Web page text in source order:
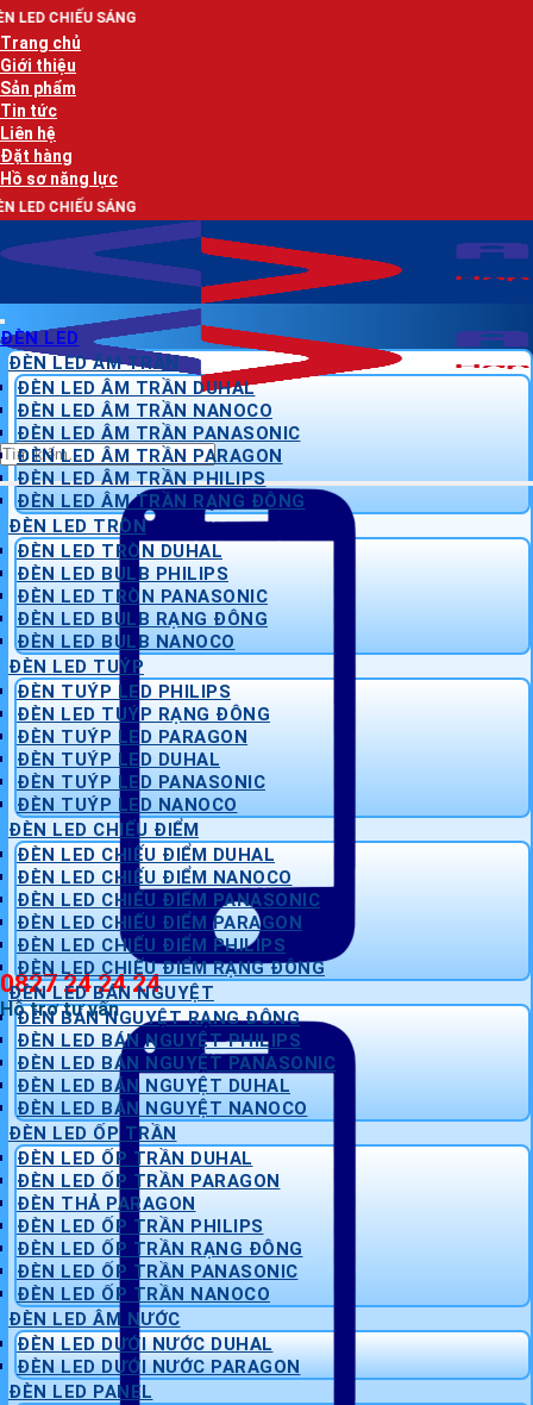
Bỏ
qua
nội
dung
Trang chủ
Giới thiệu
Sản phẩm
Tin tức
Liên hệ
Đặt hàng
Hồ sơ năng lực
Tìm
kiếm:
0827 24 24 24
Hỗ trợ tư vấn
ĐÈN LED
ĐÈN LED ÂM TRẦN
ĐÈN LED ÂM TRẦN DUHAL
ĐÈN LED ÂM TRẦN NANOCO
ĐÈN LED ÂM TRẦN PANASONIC
ĐÈN LED ÂM TRẦN PARAGON
ĐÈN LED ÂM TRẦN PHILIPS
ĐÈN LED ÂM TRẦN RẠNG ĐÔNG
ĐÈN LED TRÒN
ĐÈN LED TRÒN DUHAL
ĐÈN LED BULB PHILIPS
ĐÈN LED TRÒN PANASONIC
ĐÈN LED BULB RẠNG ĐÔNG
ĐÈN LED BULB NANOCO
ĐÈN LED TUÝP
ĐÈN TUÝP LED PHILIPS
ĐÈN LED TUÝP RẠNG ĐÔNG
ĐÈN TUÝP LED PARAGON
ĐÈN TUÝP LED DUHAL
ĐÈN TUÝP LED PANASONIC
ĐÈN TUÝP LED NANOCO
ĐÈN LED CHIẾU ĐIỂM
ĐÈN LED CHIẾU ĐIỂM DUHAL
ĐÈN LED CHIẾU ĐIỂM NANOCO
ĐÈN LED CHIẾU ĐIỂM PANASONIC
ĐÈN LED CHIẾU ĐIỂM PARAGON
ĐÈN LED CHIẾU ĐIỂM PHILIPS
ĐÈN LED CHIẾU ĐIỂM RẠNG ĐÔNG
ĐÈN LED BÁN NGUYỆT
ĐÈN BÁN NGUYỆT RẠNG ĐÔNG
ĐÈN LED BÁN NGUYỆT PHILIPS
ĐÈN LED BÁN NGUYỆT PANASONIC
ĐÈN LED BÁN NGUYỆT DUHAL
ĐÈN LED BÁN NGUYỆT NANOCO
ĐÈN LED ỐP TRẦN
ĐÈN LED ỐP TRẦN DUHAL
ĐÈN LED ỐP TRẦN PARAGON
ĐÈN THẢ PARAGON
ĐÈN LED ỐP TRẦN PHILIPS
ĐÈN LED ỐP TRẦN RẠNG ĐÔNG
ĐÈN LED ỐP TRẦN PANASONIC
ĐÈN LED ỐP TRẦN NANOCO
ĐÈN LED ÂM NƯỚC
ĐÈN LED DƯỚI NƯỚC DUHAL
ĐÈN LED DƯỚI NƯỚC PARAGON
ĐÈN LED PANEL